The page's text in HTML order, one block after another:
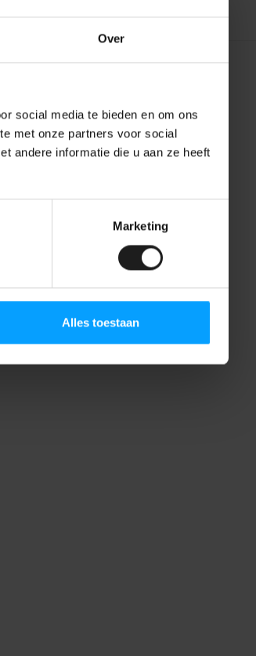
Over
social media te bieden en om ons
met onze partners voor social
andere informatie die u aan ze heeft
Marketing
Alles toestaan